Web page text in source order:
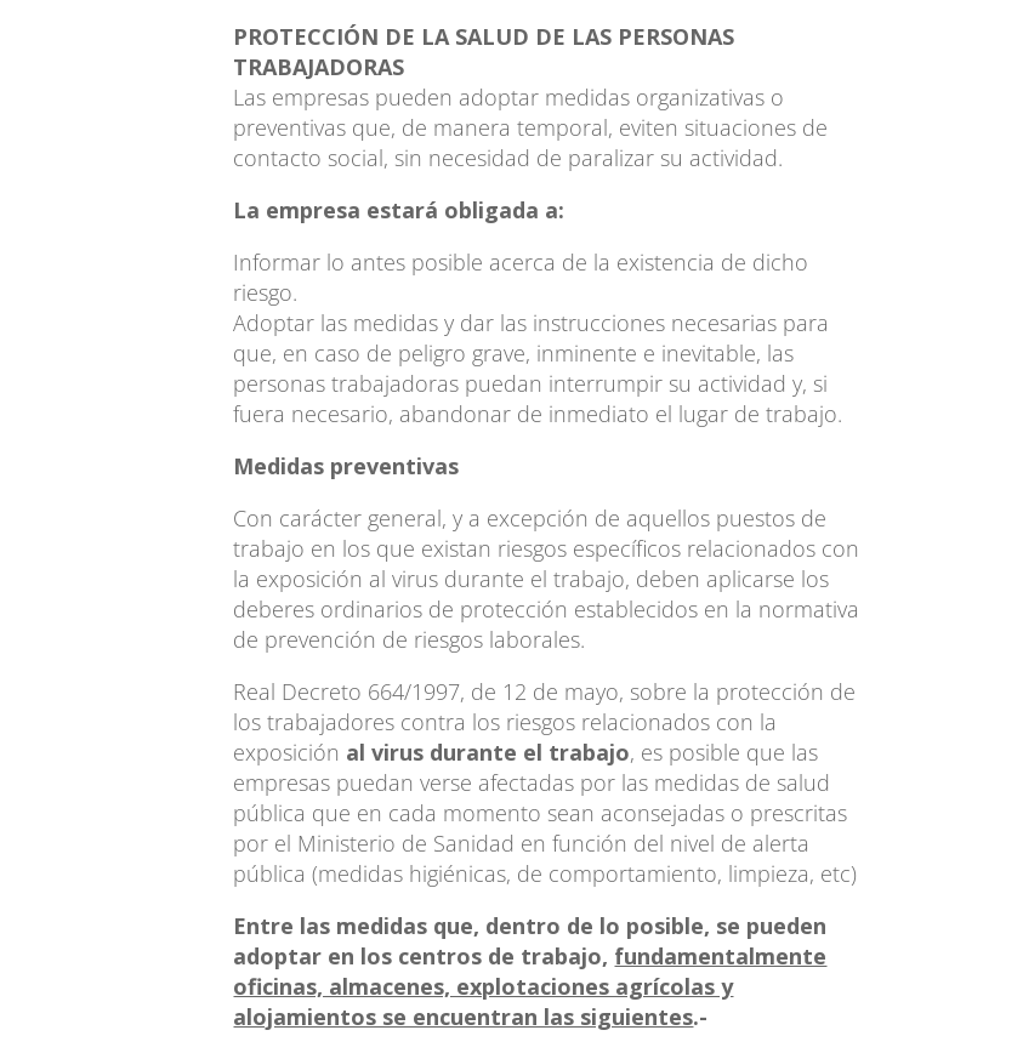
PROTECCIÓN DE LA SALUD DE LAS PERSONAS
TRABAJADORAS
Las empresas pueden adoptar medidas organizativas o
preventivas que, de manera temporal, eviten situaciones de
contacto social, sin necesidad de paralizar su actividad.
La empresa estará obligada a:
Informar lo antes posible acerca de la existencia de dicho
riesgo.
Adoptar las medidas y dar las instrucciones necesarias para
que, en caso de peligro grave, inminente e inevitable, las
personas trabajadoras puedan interrumpir su actividad y, si
fuera necesario, abandonar de inmediato el lugar de trabajo.
Medidas preventivas
Con carácter general, y a excepción de aquellos puestos de
trabajo en los que existan riesgos específicos relacionados con
la exposición al virus durante el trabajo, deben aplicarse los
deberes ordinarios de protección establecidos en la normativa
de prevención de riesgos laborales.
Real Decreto 664/1997, de 12 de mayo, sobre la protección de
los trabajadores contra los riesgos relacionados con la
exposición al virus durante el trabajo, es posible que las
empresas puedan verse afectadas por las medidas de salud
pública que en cada momento sean aconsejadas o prescritas
por el Ministerio de Sanidad en función del nivel de alerta
pública (medidas higiénicas, de comportamiento, limpieza, etc)
Entre las medidas que, dentro de lo posible, se pueden
adoptar en los centros de trabajo, fundamentalmente
oficinas, almacenes, explotaciones agrícolas y
alojamientos se encuentran las siguientes.-